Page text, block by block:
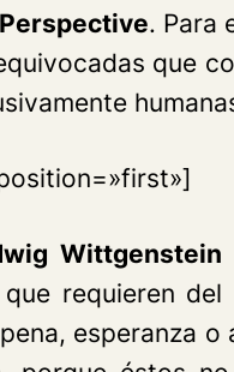
. Para
que
Wittgenstein
requieren
esperanza